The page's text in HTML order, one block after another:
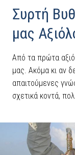
Συρτή
μας
Από τα πρώτα
μας. Ακόμα κι αν
απαιτούμενες
σχετικά κοντά,